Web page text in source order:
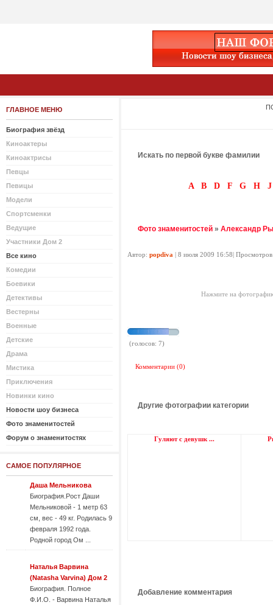
ГЛАВНОЕ МЕНЮ
Биография звёзд
Киноактеры
Киноактрисы
Певцы
Певицы
Модели
Спортсменки
Ведущие
Участники Дом 2
Все кино
Комедии
Боевики
Детективы
Вестерны
Военные
Детские
Драма
Мистика
Приключения
Новинки кино
Новости шоу бизнеса
Фото знаменитостей
Форум о знаменитостях
САМОЕ ПОПУЛЯРНОЕ
Даша Мельникова
Биография.Рост Даши
Мельниковой - 1 метр 63
см, вес - 49 кг. Родилась 9
февраля 1992 года.
Родной город Ом ...
Наталья Варвина
(Natasha Varvina) Дом 2
Биография. Полное
Ф.И.О. - Варвина Наталья
Искать по первой букве фамилии
A B D F G H J
Фото знаменитостей » Александр
Автор: popdiva | 8 июля 2009 16:58|
Нажмите на
(голосов: 7)
Комментарии (0)
Другие фотографии категории
Гуляют с девушк ...
Добавление комментария